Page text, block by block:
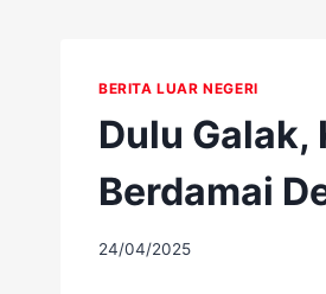
BERITA LUAR NEGERI
Dulu Galak,
Berdamai
By
24/04/2025